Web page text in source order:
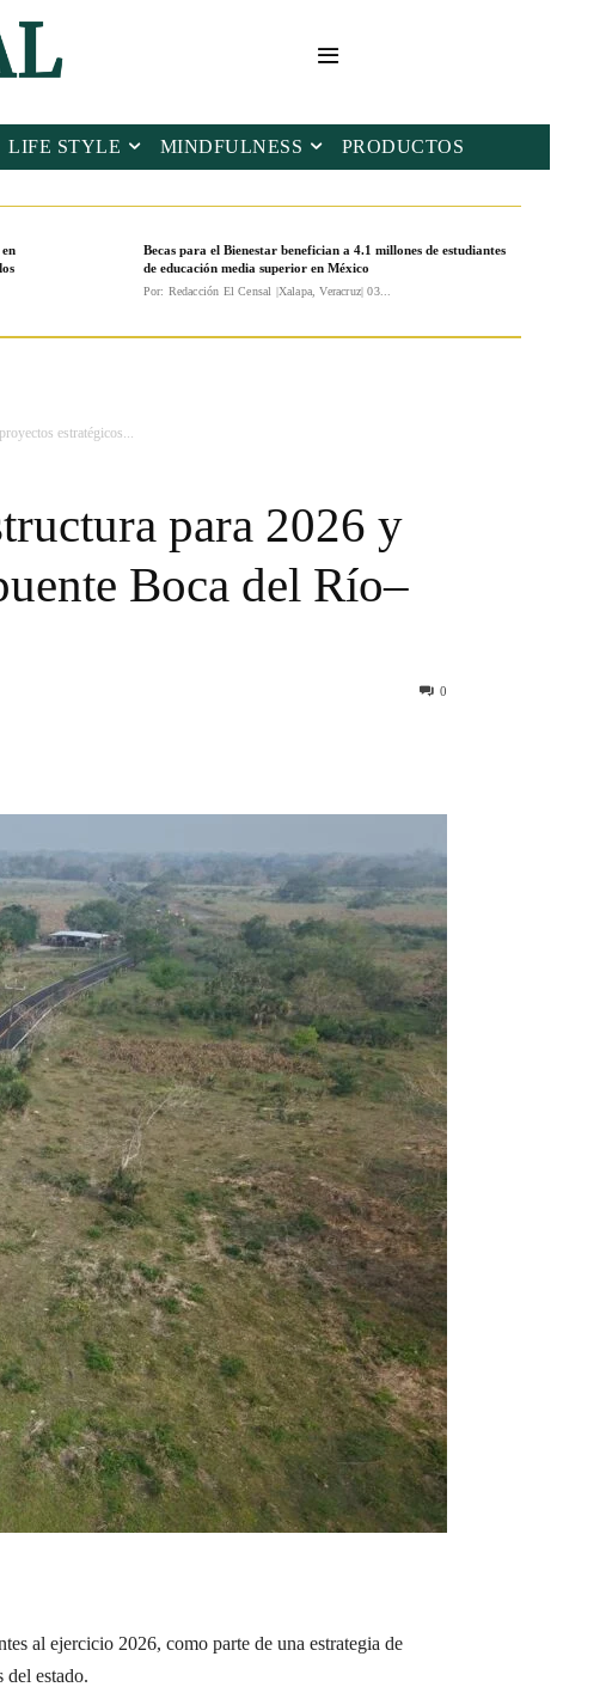
LIFE STYLE MINDFULNESS PRODUCTOS
Becas para el Bienestar benefician a 4.1 millones de estudiantes
de educación media superior en México
Por: Redacción El Censal |Xalapa, Veracruz| 03...
estratégicos...
para 2026 y
Boca del Río–
0
al ejercicio 2026, como parte de una estrategia de
estado.